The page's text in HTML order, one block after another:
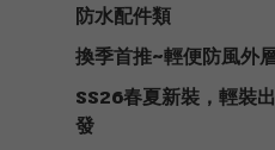
防水配件類
換季首推~輕便防風外
SS26春夏新裝，輕裝出
發